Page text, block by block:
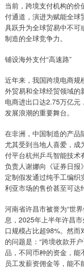
当前，跨境支付机构的
付通道，演进为赋能全球
具跃升为全球贸易中不可
制造的全球竞争力。
铺设海外支付“高速路”
近年来，我国跨境电商规
外贸易和全球经贸领域
电商进出口达2.75万亿
发展浪潮的重要舞台。
在非洲，中国制造的产品
尤其受到当地人喜爱，成
付平台杭州乒乓智能技术
负责人谢娜向《证券日报
定制假发通过纯手工编织
利亚市场的售价甚至可达
河南省许昌市被誉为“世
息，2025年上半年许昌
口规模占比超98%。然而
的问题是：“跨境收款开
品，不同币种的资金，能
员工发薪资佣金等，能